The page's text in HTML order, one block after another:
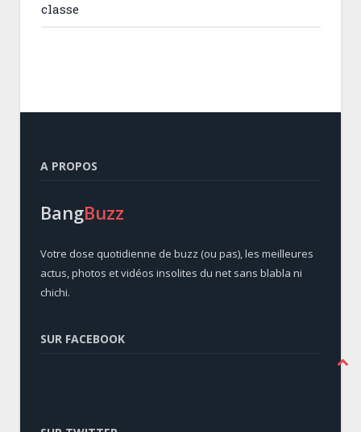
classe
A PROPOS
BangBuzz
Votre dose quotidienne de buzz (ou pas), les meilleures
actus, photos et vidéos insolites du net sans blabla ni
chichi.
SUR FACEBOOK